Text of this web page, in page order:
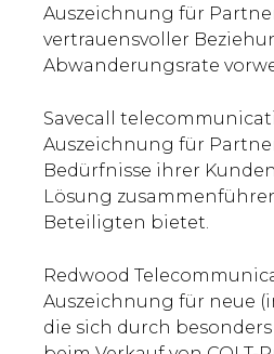
Auszeichnung für
vertrauensvoller
Abwanderungsrate
Savecall
Auszeichnung für
Bedürfnisse ihrer
Lösung
Beteiligten bietet.
Redwood
Auszeichnung für neue
die sich durch